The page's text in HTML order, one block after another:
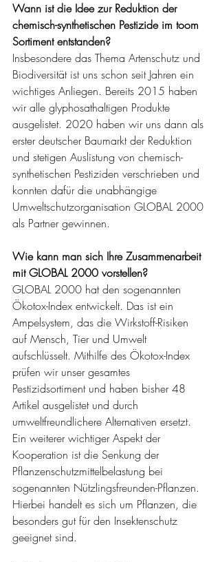
Wann ist die Idee zur Reduktion der
chemisch-synthetischen Pestizide im toom
Sortiment entstanden?
Insbesondere das Thema Artenschutz und
Biodiversität ist uns schon seit Jahren ein
wichtiges Anliegen. Bereits 2015 haben
wir alle glyphosathaltigen Produkte
ausgelistet. 2020 haben wir uns dann als
erster deutscher Baumarkt der Reduktion
und stetigen Auslistung von chemisch-
synthetischen Pestiziden verschrieben und
konnten dafür die unabhängige
Umweltschutzorganisation GLOBAL 2000
als Partner gewinnen.
Wie kann man sich Ihre Zusammenarbeit
mit GLOBAL 2000 vorstellen?
GLOBAL 2000 hat den sogenannten
Ökotox-Index entwickelt. Das ist ein
Ampelsystem, das die Wirkstoff-Risiken
auf Mensch, Tier und Umwelt
aufschlüsselt. Mithilfe des Ökotox-Index
prüfen wir unser gesamtes
Pestizidsortiment und haben bisher 48
Artikel ausgelistet und durch
umweltfreundlichere Alternativen ersetzt.
Ein weiterer wichtiger Aspekt der
Kooperation ist die Senkung der
Pflanzenschutzmittelbelastung bei
sogenannten Nützlingsfreunden-Pflanzen.
Hierbei handelt es sich um Pflanzen, die
besonders gut für den Insektenschutz
geeignet sind.